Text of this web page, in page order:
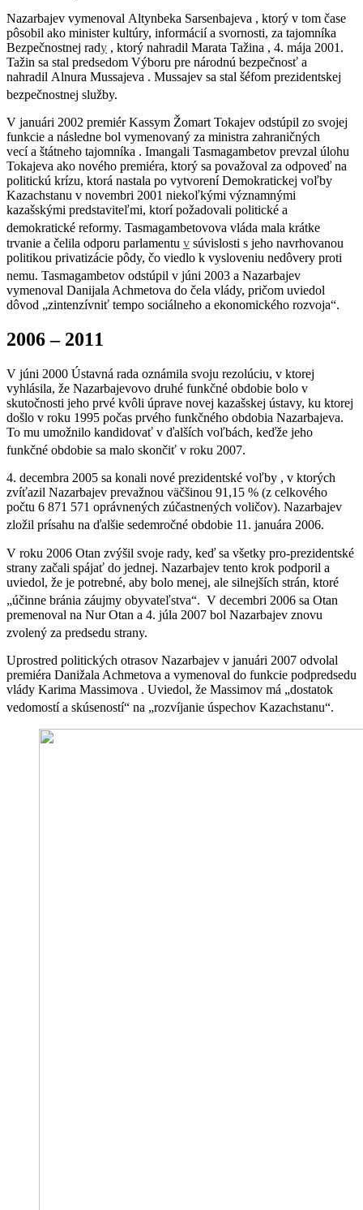
Nazarbajev vymenoval Altynbeka Sarsenbajeva , ktorý v tom čase
pôsobil ako minister kultúry, informácií a svornosti, za tajomníka
Bezpečnostnej rady , ktorý nahradil Marata Tažina , 4. mája 2001.
Tažin sa stal predsedom Výboru pre národnú bezpečnosť a
nahradil Alnura Mussajeva . Mussajev sa stal šéfom prezidentskej
bezpečnostnej služby.
V januári 2002 premiér Kassym Žomart Tokajev odstúpil zo svojej
funkcie a následne bol vymenovaný za ministra zahraničných
vecí a štátneho tajomníka . Imangali Tasmagambetov prevzal úlohu
Tokajeva ako nového premiéra, ktorý sa považoval za odpoveď na
politickú krízu, ktorá nastala po vytvorení Demokratickej voľby
Kazachstanu v novembri 2001 niekoľkými významnými
kazašskými predstaviteľmi, ktorí požadovali politické a
demokratické reformy. Tasmagambetovova vláda mala krátke
trvanie a čelila odporu parlamentu v súvislosti s jeho navrhovanou
politikou privatizácie pôdy, čo viedlo k vysloveniu nedôvery proti
nemu. Tasmagambetov odstúpil v júni 2003 a Nazarbajev
vymenoval Danijala Achmetova do čela vlády, pričom uviedol
dôvod „zintenzívniť tempo sociálneho a ekonomického rozvoja“.
2006 – 2011
V júni 2000 Ústavná rada oznámila svoju rezolúciu, v ktorej
vyhlásila, že Nazarbajevovo druhé funkčné obdobie bolo v
skutočnosti jeho prvé kvôli úprave novej kazašskej ústavy, ku ktorej
došlo v roku 1995 počas prvého funkčného obdobia Nazarbajeva.
To mu umožnilo kandidovať v ďalších voľbách, keďže jeho
funkčné obdobie sa malo skončiť v roku 2007.
4. decembra 2005 sa konali nové prezidentské voľby , v ktorých
zvíťazil Nazarbajev prevažnou väčšinou 91,15 % (z celkového
počtu 6 871 571 oprávnených zúčastnených voličov). Nazarbajev
zložil prísahu na ďalšie sedemročné obdobie 11. januára 2006.
V roku 2006 Otan zvýšil svoje rady, keď sa všetky pro-prezidentské
strany začali spájať do jednej. Nazarbajev tento krok podporil a
uviedol, že je potrebné, aby bolo menej, ale silnejších strán, ktoré
„účinne bránia záujmy obyvateľstva“. V decembri 2006 sa Otan
premenoval na Nur Otan a 4. júla 2007 bol Nazarbajev znovu
zvolený za predsedu strany.
Uprostred politických otrasov Nazarbajev v januári 2007 odvolal
premiéra Danižala Achmetova a vymenoval do funkcie podpredsedu
vlády Karima Massimova . Uviedol, že Massimov má „dostatok
vedomostí a skúseností“ na „rozvíjanie úspechov Kazachstanu“.